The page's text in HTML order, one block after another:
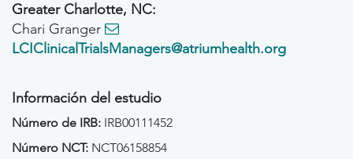
Greater Charlotte, NC:
Chari Granger
LCIClinicalTrialsManagers@atriumhealth.org
Información del estudio
Número de IRB: IRB00111452
Número NCT: NCT06158854